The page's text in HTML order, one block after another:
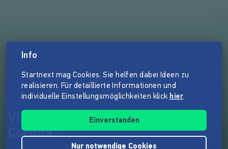
Vintage Bar Fine Drinks vs
Corona
Info
Startnext mag Cookies. Sie helfen dabei Ideen zu
realisieren. Für detaillierte Informationen und
individuelle Einstellungsmöglichkeiten klick hier.
Einverstanden
Nur notwendige Cookies